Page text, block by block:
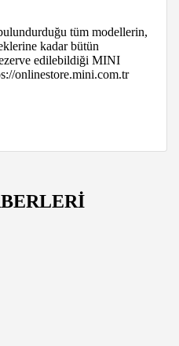
tüm modellerin,
kadar bütün
edilebildiği MINI
onlinestore.mini.com.tr